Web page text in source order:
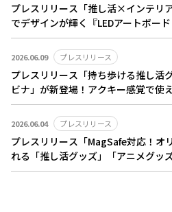
プレスリリース「推し活×インテリ
でデザインが輝く『LEDアートボー
ト）』のOEMサービスを開始」を配
2026.06.09 プレスリリース
プレスリリース「持ち歩ける推し活
ビナ」が新登場！アクキー感覚で使
ン性を兼ね備えた新定番OEMアイテ
2026.06.04 プレスリリース
プレスリリース「MagSafe対応！オ
れる「推し活グッズ」「アニメグッ
iPhoneケースが新登場～機能性とデ